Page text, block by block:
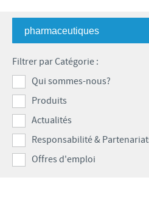
Nos valeurs
Recherche et
Production
Porcs
Importance de la
Programmes de soutien
Partenariats commerciaux
ACTUALITÉS
Actualités internationales
Actualités au sein du
OFFRES D'EMPLOI
Offres d'emploi
Offres d'emploi au sein du
CONTACT
Filtrer par Catégorie :
Qui sommes-nous?
Produits
Actualités
Responsabilité &
Offres d'emploi